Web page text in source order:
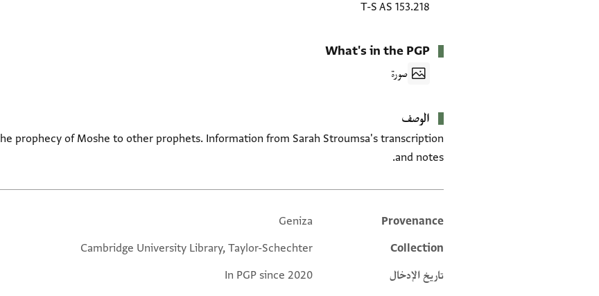
T-S AS 153.218
What's in the PGP
صورة
الوصف
prophecy of Moshe to other prophets. Information from Sarah Stroumsa's transcription
and notes.
Additional metadata
Provenance
Geniza
Collection
Cambridge University Library, Taylor-Schechter
تاريخ الإدخال
In PGP since 2020